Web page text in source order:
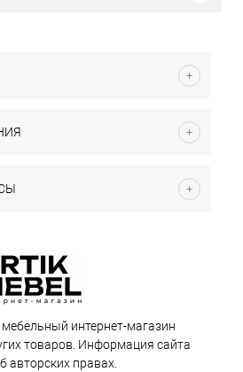
интернет-магазин
товаров. Информация сайта
правах.